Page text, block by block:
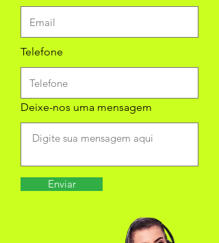
Telefone
Deixe-nos uma mensagem
Enviar